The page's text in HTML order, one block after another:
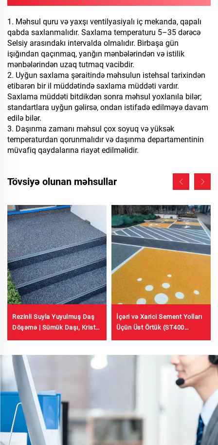
1. Məhsul quru və yaxşı ventilyasiyalı iç mekanda, qapalı
qabda saxlanmalıdır. Saxlama temperaturu 5–35 dərəcə
Selsiy arasındakı intervalda olmalıdır. Birbaşa gün
işığından qaçınmaq, yanğın mənbələrindən və istilik
mənbələrindən uzaq tutmaq vacibdir.
2. Uyğun saxlama şəraitində məhsulun istehsal tarixindən
etibarən bir il müddətində saxlama müddəti vardır.
Saxlama müddəti bitdikdən sonra məhsul yoxlanıla bilər;
standartlara uyğun gəlirsə, ondan istifadə edilməyə davam
edilə bilər.
3. Daşınma zamanı məhsul çox soyuq və yüksək
temperaturdan qorunmalıdır və daşınma departamentinin
müvafiq qaydalarına riayət edilməlidir.
Tövsiyə olunan məhsullar
Rezinli Suyla Yuyulmuş Daş
Döşəmə | Sümük Daşı, Kristal
İçəri və Xarici Sement Yolları
Üçün Üst Örtük (ST400
Su Keçirməzliyi, Silikon PU
Yeniləmə, PMA, EPDM,
Su/Yağ Əsaslı Epoksi Alt
Nəqliyyat Vasitələri Tətbiqləri
və s.